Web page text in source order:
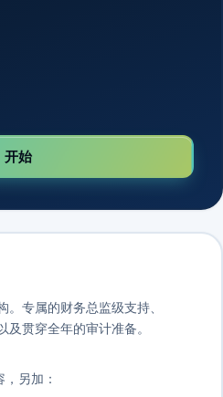
开始
专属的财务总监级支持、
及贯穿全年的审计准备。
另加：